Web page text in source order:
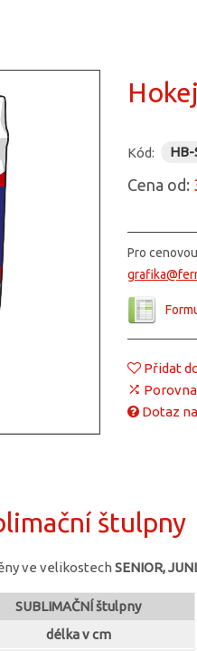
Kód: HB-
Cena od:
Pro
Přidat
Dotaz
štulpny
ve velikostechSENIOR,
SUBLIMAČNÍ štulpny
délka v cm